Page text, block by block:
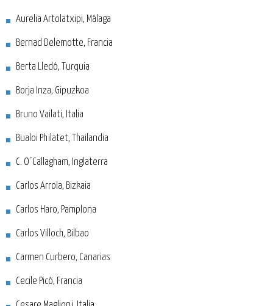
Aurelia Artolatxipi, Málaga
Bernad Delemotte, Francia
Berta Lledó, Turquia
Borja Inza, Gipuzkoa
Bruno Vailati, Italia
Bualoi Philatet, Thailandia
C. O´Callagham, Inglaterra
Carlos Arrola, Bizkaia
Carlos Haro, Pamplona
Carlos Villoch, Bilbao
Carmen Curbero, Canarias
Cecile Picó, Francia